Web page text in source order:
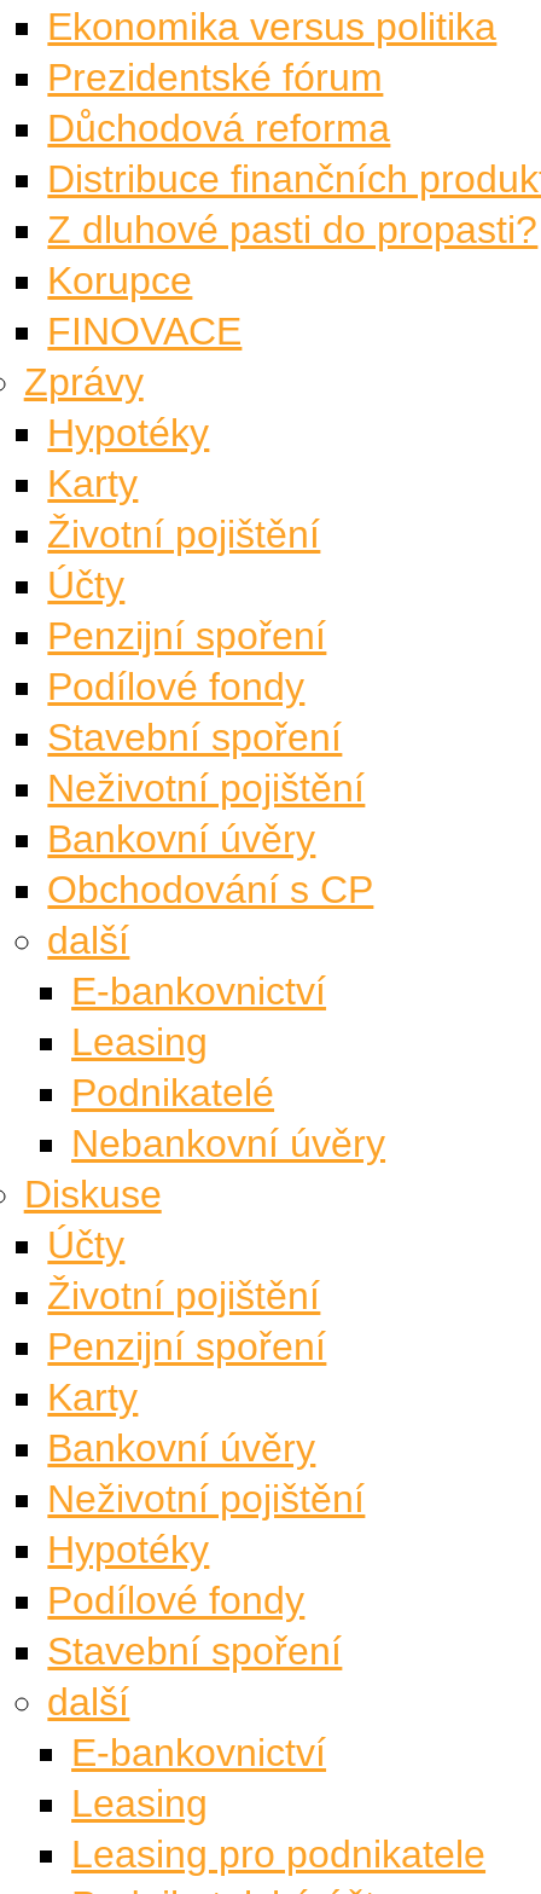
Ekonomika versus politika
Prezidentské fórum
Důchodová reforma
Distribuce finančních
Z dluhové pasti do propasti?
Korupce
FINOVACE
Zprávy
Hypotéky
Karty
Životní pojištění
Účty
Penzijní spoření
Podílové fondy
Stavební spoření
Neživotní pojištění
Bankovní úvěry
Obchodování s CP
další
E-bankovnictví
Leasing
Podnikatelé
Nebankovní úvěry
Diskuse
Účty
Životní pojištění
Penzijní spoření
Karty
Bankovní úvěry
Neživotní pojištění
Hypotéky
Podílové fondy
Stavební spoření
další
E-bankovnictví
Leasing
Leasing pro podnikatele